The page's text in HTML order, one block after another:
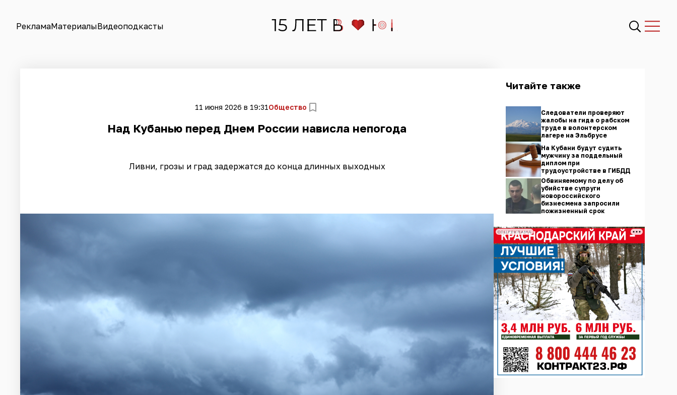
РекламаМатериалыВидеоподкасты
11 июня 2026 в 19:31Общество
Над Кубанью перед Днем России нависла непогода
Ливни, грозы и град задержатся до конца длинных выходных
Читайте также
Следователи проверяют
жалобы на гида о рабском
труде в волонтерском
лагере на Эльбрусе
На Кубани будут судить
мужчину за поддельный
диплом при
трудоустройстве в ГИБДД
Обвиняемому по делу об
убийстве супруги
новороссийского
бизнесмена запросили
пожизненный срок
СОЦРЕКЛАМА